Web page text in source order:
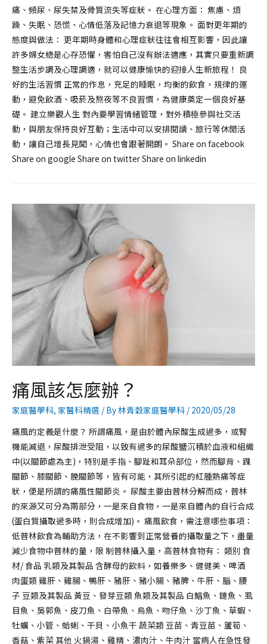
痛、頻尿、尿失禁及骨質流失等症狀。 在心理方面： 焦慮、煩
躁、失眠、恐慌、心情低落及記憶力衰退等現象。 面對更年期的
態度與做法： 更年期時身體和心理症狀往往會相互影響，因此讓
許多婦女總是心存恐懼，害怕自己沒有辦法適應，其實只要重新調
整生活步調及心理調適，就可以健康愉快的迎接人生新旅程！ 良
好的生活習慣 正常的作息，充足的睡眠，均衡的飲食，規律的運
動，避免飲酒、吸菸及熬夜等不良習慣，為健康奠定一個良好基
礎。 建立樂觀人生 對內要學習情緒管理，對外積極參與社交活
動，與朋友保持良好互動；生活中可以安排閱讀、旅行等休閒活
動，讓自己增長見聞，心情也會跟著開朗。 Share on facebook
Share on google Share on twitter Share on linkedin
痛風該怎麼辦？
家庭醫學科, 家醫科精選 / By林青穀家庭醫學科 / 2020/05/28
痛風的定義是什麼？ 所謂痛風，是由於體內尿酸生成過多，或腎
機能減退，尿酸排泄受阻，以致有過多的尿酸鹽沉積於血液和組織
中(以關節處為主)，特別是手指、腳趾和耳朵部位，然而腳背、踝
關節、膝關節、脕關節等，皆有可能，其所引起的紅腫熱痛等症
狀，便是所謂的痛風性關節炎。 尿酸主要由普林分解而成，普林
的來源又可分為兩部分，一是來自食物，一是來自體內的自行合成
(蛋白質攝取過多時，則合成增加)。 痛風飲食，需注意哪些事項：
低普林飲食為輔助方法，在不影響到正常營養的攝取量之下，盡量
減少食物中普林的量，限 制普林攝入量，高普林食物有： 類別 食
材/ 食品 乳類及其製品 含酵母的飲料，如養樂多、健健美、啤酒
肉蛋類 雞肝、雞腸、鴨肝、豬肝、豬小腸、豬脾、牛肝、腦、腰
子 豆類及其製品 黃豆、發芽豆類 魚類及其製品 白鯧魚、鏈魚、虱
目魚、吳郭魚、皮刀魚、白帶魚、烏魚、吻仔魚、沙丁魚、草蝦、
牡蠣、小管、蛤蜊、干貝、小魚干 蔬菜類 豆苗、青豆苗、籚筍、
香菇、紫菜 其他 火鍋湯、雞精、濃肉汁、牛肉汁 當病人在急性發